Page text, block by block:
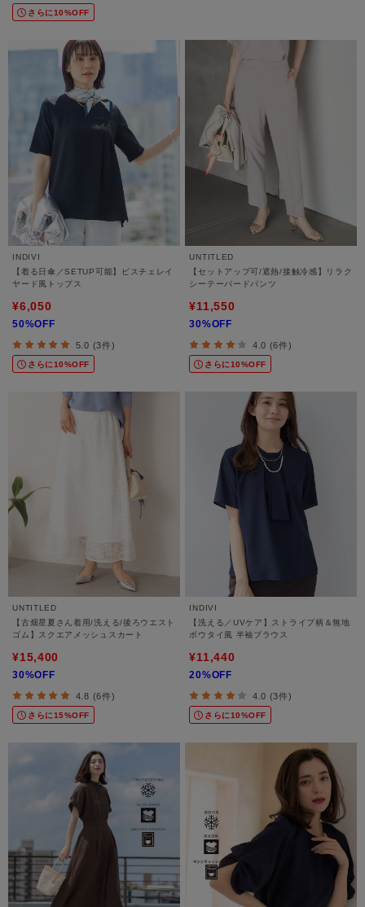
さらに10%OFF
INDIVI
【着る日傘／SETUP可能】ビスチェレイ
ヤード風トップス
¥6,050
50%OFF
5.0 (3件)
さらに10%OFF
UNTITLED
【セットアップ可/遮熱/接触冷感】リラク
シーテーパードパンツ
¥11,550
30%OFF
4.0 (6件)
さらに10%OFF
UNTITLED
【古畑星夏さん着用/洗える/後ろウエスト
ゴム】スクエアメッシュスカート
¥15,400
30%OFF
4.8 (6件)
さらに15%OFF
INDIVI
【洗える／UVケア】ストライプ柄＆無地
ボウタイ風 半袖ブラウス
¥11,440
20%OFF
4.0 (3件)
さらに10%OFF